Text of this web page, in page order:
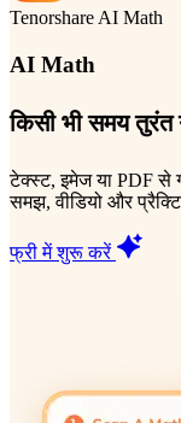
Tenorshare AI Math
AI Math
किसी भी समय
टेक्स्ट, इमेज या PDF से
समझ, वीडियो और
फ्री में शुरू करें